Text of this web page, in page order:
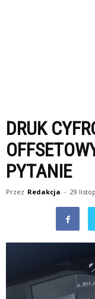
DRUK
PYTANIE
Przez Redakcja - 29